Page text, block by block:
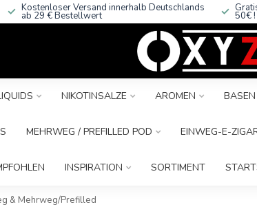
Kostenloser Versand innerhalb Deutschlands
ab 29 € Bestellwert 50€ !
NIKOTINSALZE AROMEN
MEHRWEG / PREFILLED POD EINWEG-E-
INSPIRATION SORTIMENT
& Mehrweg/Prefilled